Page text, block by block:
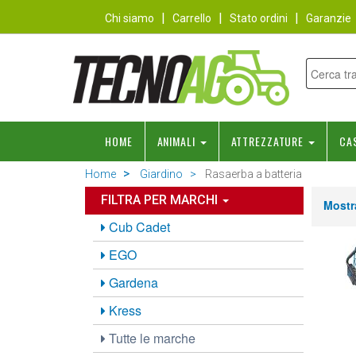
Chi siamo Carrello Stato ordini Garanzie
HOME ANIMALI ATTREZZATURE
Home Giardino Rasaerba a batteria
FILTRA PER MARCHI
Cub Cadet
EGO
Gardena
Kress
Tutte le marche